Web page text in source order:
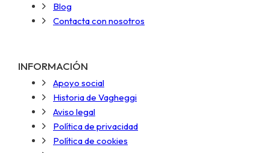
Blog
Contacta con nosotros
INFORMACIÓN
Apoyo social
Historia de Vagheggi
Aviso legal
Política de privacidad
Política de cookies